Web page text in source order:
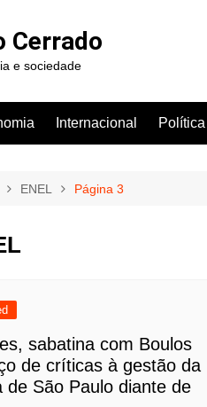
Cerrado
e sociedade
Internacional Política
ENEL Página 3
sabatina com Boulos
de críticas à gestão da
de São Paulo diante de